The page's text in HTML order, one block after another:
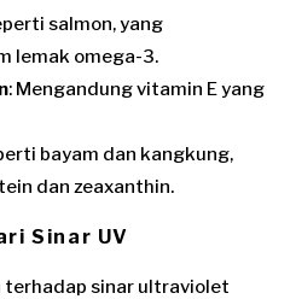
salmon, yang
lemak omega-3.
: Mengandung vitamin E yang
bayam dan kangkung,
dan zeaxanthin.
Sinar UV
terhadap sinar ultraviolet